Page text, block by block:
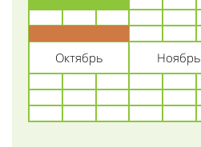
Октябрь Ноябрь